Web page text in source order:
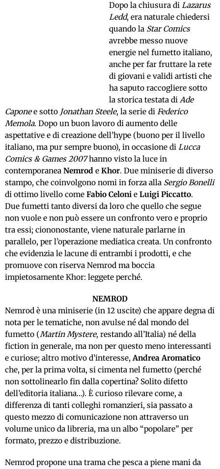
Dopo la chiusura di Lazarus
Ledd, era naturale chiedersi
quando la Star Comics
avrebbe messo nuove
energie nel fumetto italiano,
anche per far fruttare la rete
di giovani e validi artisti che
ha saputo raccogliere sotto
la storica testata di Ade
Caponee sotto Jonathan Steele, la serie di Federico
Memola. Dopo un buon lavoro di aumento delle
aspettative e di creazione dell’hype (buono per il livello
italiano, ma pur sempre buono), in occasione di Lucca
Comics & Games 2007hanno visto la luce in
contemporanea Nemrod e Khor. Due miniserie di diverso
stampo, che coinvolgono nomi in forza alla Sergio Bonelli
di ottimo livello come Fabio Celoni e Luigi Piccatto.
Due fumetti tanto diversi da loro che quello che segue
non vuole e non può essere un confronto vero e proprio
tra essi; ciononostante, viene naturale parlarne in
parallelo, per l’operazione mediatica creata. Un confronto
che evidenzia le lacune di entrambi i prodotti, e che
promuove con riserva Nemrod ma boccia
impietosamente Khor: leggete perché.
NEMROD
Nemrod è una miniserie (in 12 uscite) che appare degna di
nota per le tematiche, non avulse né dal mondo del
fumetto (Martin Mystere, restando all’Italia) né della
fiction in generale, ma non per questo meno interessanti
e curiose; altro motivo d’interesse,Andrea Aromatico
che, per la prima volta, si cimenta nel fumetto (perché
non sottolinearlo fin dalla copertina? Solito difetto
dell’editoria italiana…). È curioso rilevare come, a
differenza di tanti colleghi romanzieri, sia passato a
questo mezzo di comunicazione non attraverso un
volume unico da libreria, ma un albo “popolare” per
formato, prezzo e distribuzione.
Nemrod propone una trama che pesca a piene mani da